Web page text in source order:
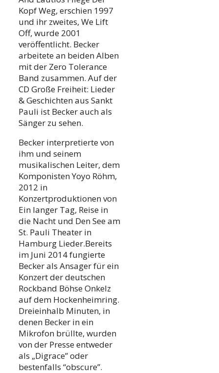
Kopf Weg, erschien 1997
und ihr zweites, We Lift
Off, wurde 2001
veröffentlicht. Becker
arbeitete an beiden Alben
mit der Zero Tolerance
Band zusammen. Auf der
CD Große Freiheit: Lieder
& Geschichten aus Sankt
Pauli ist Becker auch als
Sänger zu sehen.
Becker interpretierte von
ihm und seinem
musikalischen Leiter, dem
Komponisten Yoyo Röhm,
2012 in
Konzertproduktionen von
Ein langer Tag, Reise in
die Nacht und Den See am
St. Pauli Theater in
Hamburg Lieder.Bereits
im Juni 2014 fungierte
Becker als Ansager für ein
Konzert der deutschen
Rockband Böhse Onkelz
auf dem Hockenheimring.
Dreieinhalb Minuten, in
denen Becker in ein
Mikrofon brüllte, wurden
von der Presse entweder
als „Digrace” oder
bestenfalls “obscure”.